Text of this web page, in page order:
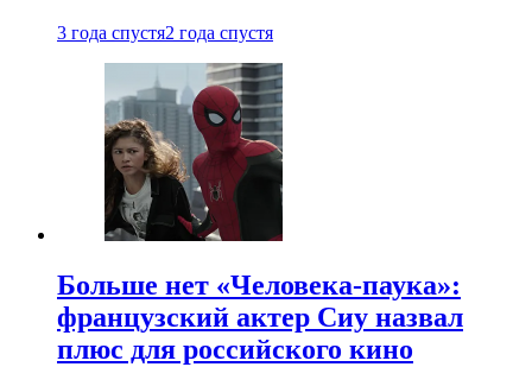
3 года спустя2 года спустя
Больше нет «Человека-паука»:
французский актер Сиу назвал
плюс для российского кино